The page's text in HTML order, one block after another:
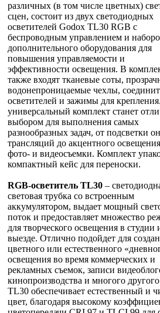
различных (в том числе цветных)
сцен, состоит из двух светодиодных
осветителей Godox TL30 RGB с
беспроводным управлением и
дополнительного оборудования для
повышения управляемости и
эффективности освещения. В
также входят тканевые соты,
водонепроницаемые чехлы,
осветителей и зажимы для
универсальный комплект станет
выбором для выполнения самых
разнообразных задач, от подсветки
трансляций до акцентного
фото- и видеосъемки. Комплект
компактный кейс для переноски.
RGB-осветитель TL30 –
световая трубка со встроенным
аккумулятором, выдает мощный
поток и предоставляет множество
для творческого освещения в студии
выезде. Отлично подойдет для
цветного или естественного
освещения во время коммерческих и
рекламных съемок, записи
кинопроизводства и многого
TL30 обеспечивает естественный и
цвет, благодаря высокому